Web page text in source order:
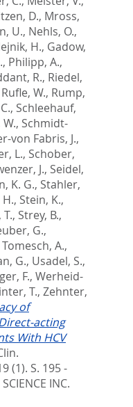
D., Mross,
U., Nehls, O.,
H., Gadow,
, Philipp, A.,
R., Riedel,
Rufle, W., Rump,
, Schleehauf,
, Schmidt-
von Fabris, J.,
L., Schober,
J., Seidel,
K. G., Stahler,
, Stein, K.,
, Strey, B.,
G.,
Tomesch, A.,
G., Usadel, S.,
F., Werheid-
T., Zehnter,
of
acting
With HCV
(1). S. 195 -
INC.